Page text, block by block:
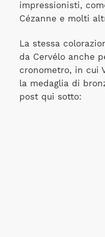
impressionisti,
Cézanne e molti
La stessa
da Cervélo anche
cronometro, in cui
la medaglia di
post qui sotto: